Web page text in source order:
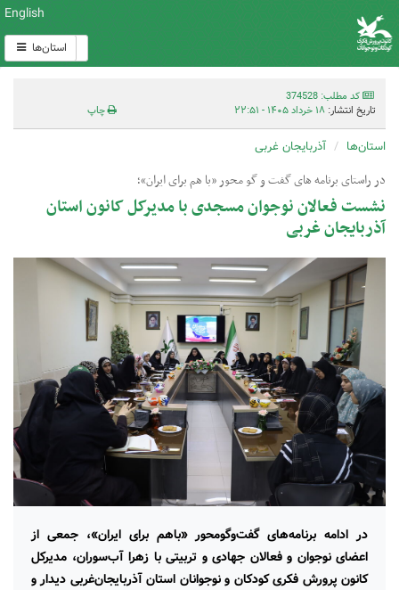
English
استان‌ها
کد مطلب: 374528
تاریخ انتشار: ۱۸ خرداد ۱۴۰۵ - ۲۲:۵۱ چاپ
استان‌ها آذربایجان غربی
در راستای برنامه های گفت و گو محور «با هم برای ایران»؛
نشست فعالان نوجوان مسجدی با مدیرکل کانون استان
آذربایجان غربی
در ادامه برنامه‌های گفت‌وگومحور «باهم برای ایران»، جمعی از
اعضای نوجوان و فعالان جهادی و تربیتی با زهرا آب‌سوران، مدیرکل
کانون پرورش فکری کودکان و نوجوانان استان آذربایجان‌غربی دیدار و